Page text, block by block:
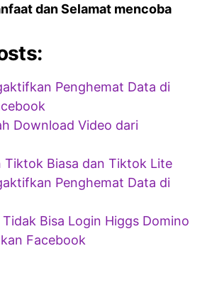
dan Selamat mencoba
Penghemat Data di
Download Video dari
Tiktok Biasa dan Tiktok Lite
Penghemat Data di
Bisa Login Higgs Domino
Facebook